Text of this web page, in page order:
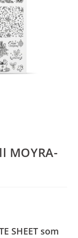
MOYRA-
SHEET som